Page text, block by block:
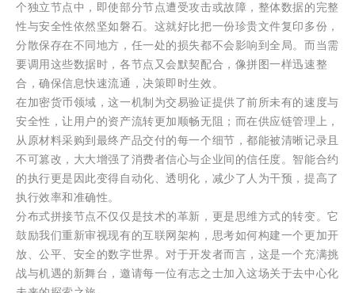
个独立节点中，即使部分节点遭受攻击或故障，整体数据的完整
性与安全性依然坚如磐石。这就好比把一份珍贵文件复印多份，
分散保存在不同地方，任一处的损失都不会影响到全局。而当需
要调用这些数据时，各节点又会默契配合，像拼图一样迅速整
合，确保信息快速流通，决策即时生效。
在加密货币领域，这一机制为交易验证提供了前所未有的速度与
安全性，让用户的资产流转更加顺畅无阻；而在供应链管理上，
从原材料采购到最终产品交付的每一个细节，都能被清晰记录且
不可篡改，大大增强了消费者信心与企业间的信任度。智能合约
的执行更是因此变得自动化、透明化，减少了人为干预，提高了
执行效率和准确性。
分布式拼接节点不仅仅是技术的革新，更是思维方式的转变。它
鼓励我们重新审视现有的互联网架构，思考如何构建一个更加开
放、公平、安全的数字世界。对于开发者而言，这是一个充满挑
战与机遇的新舞台，邀请每一位有志之士加入这场关于去中心化